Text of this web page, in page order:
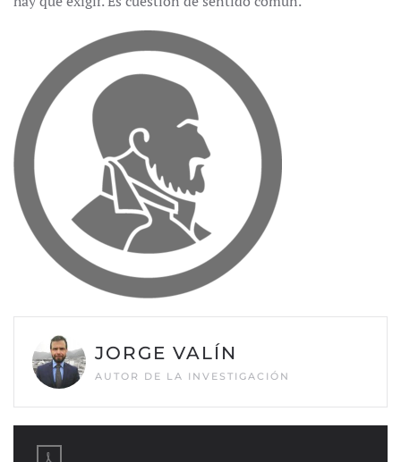
JORGE VALÍN
AUTOR DE LA INVESTIGACIÓN